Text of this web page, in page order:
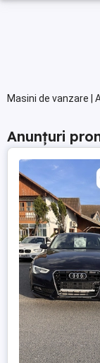
Masini de vanzare |
Anunțuri